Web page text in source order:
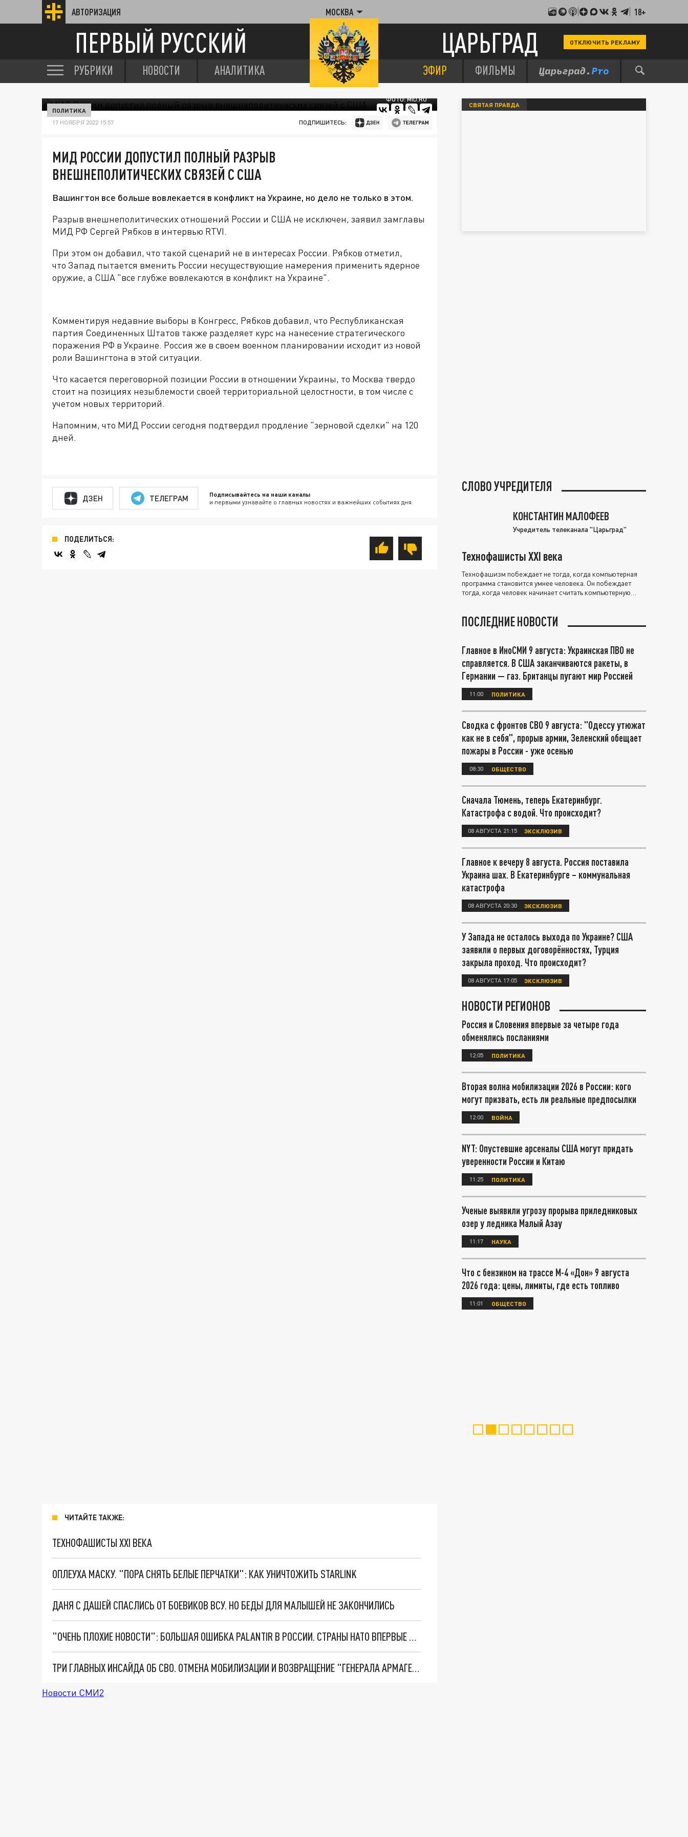
АВТОРИЗАЦИЯ МОСКВА 18+
ПЕРВЫЙ РУССКИЙ ЦАРЬГРАД ОТКЛЮЧИТЬ РЕКЛАМУ
РУБРИКИ НОВОСТИ АНАЛИТИКА ЭФИР ФИЛЬМЫ
ФОТО: MID.RU
ПОЛИТИКА
17 НОЯБРЯ 2022 15:57 ПОДПИШИТЕСЬ:
МИД РОССИИ ДОПУСТИЛ ПОЛНЫЙ РАЗРЫВ
ВНЕШНЕПОЛИТИЧЕСКИХ СВЯЗЕЙ С США
Вашингтон все больше вовлекается в конфликт на Украине, но дело не только в этом.
Разрыв внешнеполитических отношений России и США не исключен, заявил замглавы
МИД РФ Сергей Рябков в интервью RTVI.
При этом он добавил, что такой сценарий не в интересах России. Рябков отметил,
что Запад пытается вменить России несуществующие намерения применить ядерное
оружие, а США "все глубже вовлекаются в конфликт на Украине".
Комментируя недавние выборы в Конгресс, Рябков добавил, что Республиканская
партия Соединенных Штатов также разделяет курс на нанесение стратегического
поражения РФ в Украине. Россия же в своем военном планировании исходит из новой
роли Вашингтона в этой ситуации.
Что касается переговорной позиции России в отношении Украины, то Москва твердо
стоит на позициях незыблемости своей территориальной целостности, в том числе с
учетом новых территорий.
Напомним, что МИД России сегодня подтвердил продление "зерновой сделки" на 120
дней.
ДЗЕН ТЕЛЕГРАМ Подписывайтесь на наши каналы
и первыми узнавайте о главных новостях и важнейших событиях дня.
ПОДЕЛИТЬСЯ:
ЧИТАЙТЕ ТАКЖЕ:
ТЕХНОФАШИСТЫ XXI ВЕКА
ОПЛЕУХА МАСКУ. "ПОРА СНЯТЬ БЕЛЫЕ ПЕРЧАТКИ": КАК УНИЧТОЖИТЬ STARLINK
ДАНЯ С ДАШЕЙ СПАСЛИСЬ ОТ БОЕВИКОВ ВСУ. НО БЕДЫ ДЛЯ МАЛЫШЕЙ НЕ ЗАКОНЧИЛИСЬ
"ОЧЕНЬ ПЛОХИЕ НОВОСТИ": БОЛЬШАЯ ОШИБКА PALANTIR В РОССИИ. СТРАНЫ НАТО ВПЕРВЫЕ ЗА СВО ОСТАНОВИЛИ ПОСТАВКИ ОРУЖИЯ. ВСУ ТЕРЯЮТ ПРИГРАНИЧЬЕ?
ТРИ ГЛАВНЫХ ИНСАЙДА ОБ СВО. ОТМЕНА МОБИЛИЗАЦИИ И ВОЗВРАЩЕНИЕ "ГЕНЕРАЛА АРМАГЕДДОНА"? ОТЛИЧНЫЕ НОВОСТИ, КОТОРЫЕ ЖДАЛИ ВСЕ
Новости СМИ2
СВЯТАЯ ПРАВДА
СЛОВО УЧРЕДИТЕЛЯ
КОНСТАНТИН МАЛОФЕЕВ
Учредитель телеканала "Царьград"
Технофашисты XXI века
Технофашизм побеждает не тогда, когда компьютерная
программа становится умнее человека. Он побеждает
тогда, когда человек начинает считать компьютерную
ПОСЛЕДНИЕ НОВОСТИ
Главное в ИноСМИ 9 августа: Украинская ПВО не
справляется. В США заканчиваются ракеты, в
Германии — газ. Британцы пугают мир Россией
11:00 ПОЛИТИКА
Сводка с фронтов СВО 9 августа: "Одессу утюжат
как не в себя", прорыв армии, Зеленский обещает
пожары в России - уже осенью
08:30 ОБЩЕСТВО
Сначала Тюмень, теперь Екатеринбург.
Катастрофа с водой. Что происходит?
08 АВГУСТА 21:15 ЭКСКЛЮЗИВ
Главное к вечеру 8 августа. Россия поставила
Украина шах. В Екатеринбурге – коммунальная
катастрофа
08 АВГУСТА 20:30 ЭКСКЛЮЗИВ
У Запада не осталось выхода по Украине? США
заявили о первых договорённостях, Турция
закрыла проход. Что происходит?
08 АВГУСТА 17:05 ЭКСКЛЮЗИВ
НОВОСТИ РЕГИОНОВ
Россия и Словения впервые за четыре года
обменялись посланиями
12:05 ПОЛИТИКА
Вторая волна мобилизации 2026 в России: кого
могут призвать, есть ли реальные предпосылки
12:00 ВОЙНА
NYT: Опустевшие арсеналы США могут придать
уверенности России и Китаю
11:25 ПОЛИТИКА
Ученые выявили угрозу прорыва приледниковых
озер у ледника Малый Азау
11:17 НАУКА
Что с бензином на трассе М-4 «Дон» 9 августа
2026 года: цены, лимиты, где есть топливо
11:01 ОБЩЕСТВО